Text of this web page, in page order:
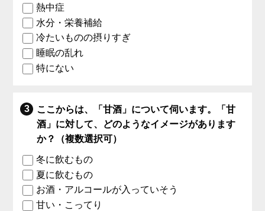
熱中症
水分・栄養補給
冷たいものの摂りすぎ
睡眠の乱れ
特にない
ここからは、「甘酒」について伺います。「甘
酒」に対して、どのようなイメージがあります
か？（複数選択可）
冬に飲むもの
夏に飲むもの
お酒・アルコールが入っていそう
甘い・こってり